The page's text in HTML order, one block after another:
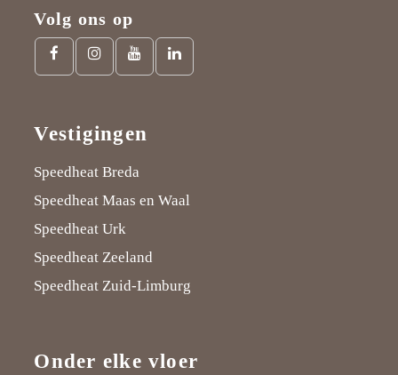
Volg ons op
FacebookInstagramYoutubeLinkedIn
Vestigingen
Speedheat Breda
Speedheat Maas en Waal
Speedheat Urk
Speedheat Zeeland
Speedheat Zuid-Limburg
Onder elke vloer